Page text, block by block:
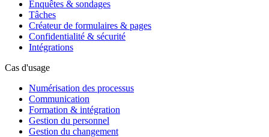
Enquêtes & sondages
Tâches
Créateur de formulaires & pages
Confidentialité & sécurité
Intégrations
Cas d'usage
Numérisation des processus
Communication
Formation & intégration
Gestion du personnel
Gestion du changement